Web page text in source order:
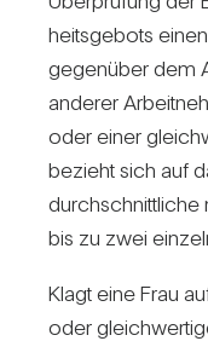
heits­ge­bots
gegen­über dem
anderer
oder einer
bezieht sich auf
durch­schnitt­liche
bis zu zwei
Klagt eine Frau
oder